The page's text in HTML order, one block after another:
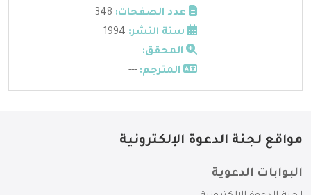
عدد الصفحات:
سنة النشر:
المحقق: ---
المترجم: ---
مواقع لجنة الدعوة الإلكترونية
البوابات الدعوية